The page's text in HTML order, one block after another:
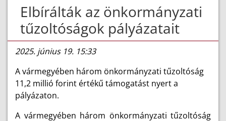
Elbírálták az önkormányzati
tűzoltóságok pályázatait
2025. június 19. 15:33
A vármegyében három önkormányzati tűzoltóság
11,2 millió forint értékű támogatást nyert a
pályázaton.
A vármegyében három önkormányzati tűzoltóság